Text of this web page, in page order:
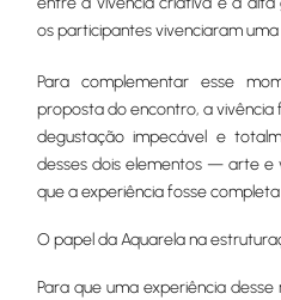
os participantes vivenciaram
Para complementar esse
proposta do encontro, a
degustação impecável e
desses dois elementos — arte
que a experiência fosse completa
O papel da Aquarela na
Para que uma experiência